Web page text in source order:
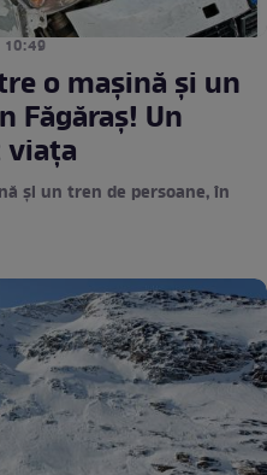
10:49
o mașină și un
Un
și un tren de persoane, în